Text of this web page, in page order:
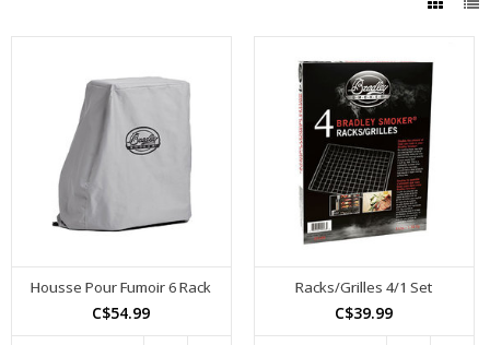
Housse Pour Fumoir 6 Rack
C$54.99
Racks/Grilles 4/1 Set
C$39.99